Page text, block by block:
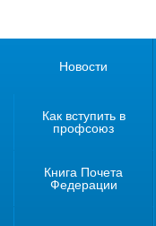
Новости
Как вступить в
профсоюз
Книга Почета
Федерации